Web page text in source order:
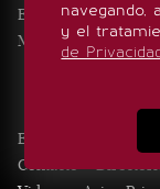
navegando,
y el
de
Estilo de vida
Minuto x Minuto
Edición Impresa
Contacto